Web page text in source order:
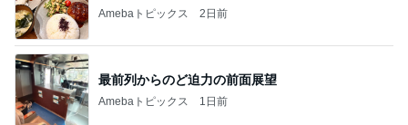
Amebaトピックス 2日前
最前列からのど迫力の前面展望
Amebaトピックス 1日前